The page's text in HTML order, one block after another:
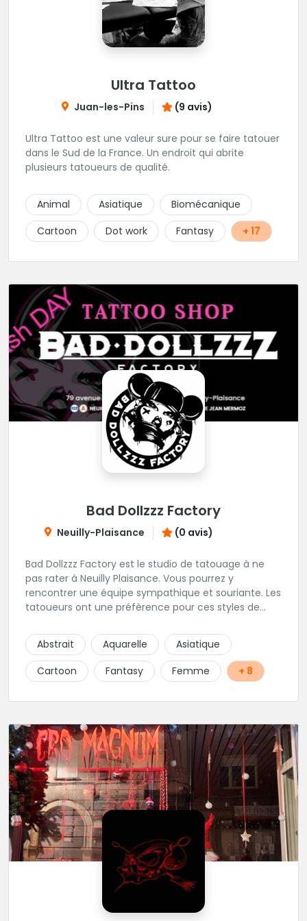
Ultra Tattoo
Juan-les-Pins (9 avis)
Ultra Tattoo est une valeur sure pour se faire tatouer
dans le Sud de la France. Un endroit qui abrite
plusieurs tatoueurs de qualité.
Animal Asiatique
Biomécanique
Cartoon
Dot work Fantasy + 17
Bad Dollzzz Factory
Neuilly-Plaisance (0 avis)
Bad Dollzzz Factory est le studio de tatouage à ne
pas rater à Neuilly Plaisance. Vous pourrez y
rencontrer une équipe sympathique et souriante. Les
tatoueurs ont une préfèrence pour ces styles de
culture et traits fins. Foncez !
Abstrait Aquarelle
Asiatique
Cartoon
Fantasy Femme + 8